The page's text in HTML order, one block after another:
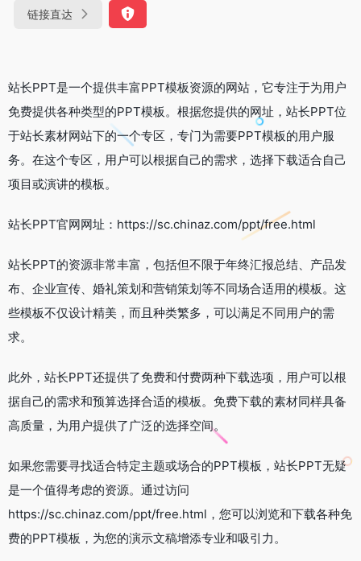
链接直达
站长PPT是一个提供丰富PPT模板资源的网站，它专注于为用户
免费提供各种类型的PPT模板。根据您提供的网址，站长PPT位
于站长素材网站下的一个专区，专门为需要PPT模板的用户服
务。在这个专区，用户可以根据自己的需求，选择下载适合自己
项目或演讲的模板。
站长PPT官网网址：https://sc.chinaz.com/ppt/free.html
站长PPT的资源非常丰富，包括但不限于年终汇报总结、产品发
布、企业宣传、婚礼策划和营销策划等不同场合适用的模板。这
些模板不仅设计精美，而且种类繁多，可以满足不同用户的需
求。
此外，站长PPT还提供了免费和付费两种下载选项，用户可以根
据自己的需求和预算选择合适的模板。免费下载的素材同样具备
高质量，为用户提供了广泛的选择空间。
如果您需要寻找适合特定主题或场合的PPT模板，站长PPT无疑
是一个值得考虑的资源。通过访问
https://sc.chinaz.com/ppt/free.html，您可以浏览和下载各种免
费的PPT模板，为您的演示文稿增添专业和吸引力。